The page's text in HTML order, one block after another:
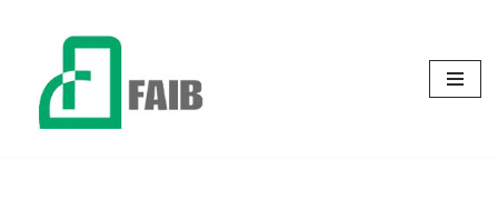
contenuto